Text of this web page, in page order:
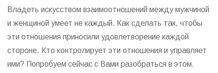
Владеть искусством взаимоотношений между мужчиной
и женщиной умеет не каждый. Как сделать так, чтобы
эти отношения приносили удовлетворение каждой
стороне. Кто контролирует эти отношения и управляет
ими? Попробуем сейчас с Вами разобраться в этом.